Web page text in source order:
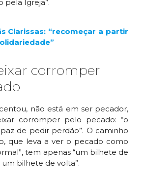
pela Igreja”.
Clarissas: “recomeçar a partir
corromper
não está em ser pecador,
corromper pelo pecado: “o
de pedir perdão”. O caminho
que leva a ver o pecado como
tem apenas “um bilhete de
bilhete de volta”.